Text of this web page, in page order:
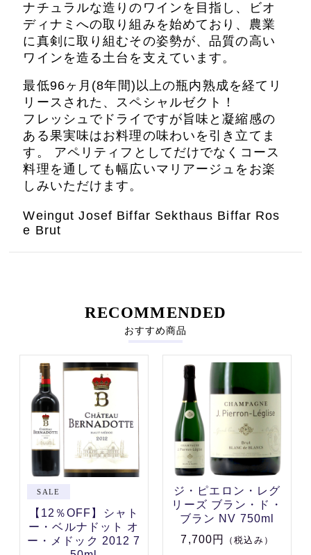
ナチュラルな造りのワインを目指し、ビオ
ディナミへの取り組みを始めており、農業
に真剣に取り組むその姿勢が、品質の高い
ワインを造る土台を支えています。
最低96ヶ月(8年間)以上の瓶内熟成を経てリ
リースされた、スペシャルゼクト！
フレッシュでドライですが旨味と凝縮感の
ある果実味はお料理の味わいを引き立てま
す。 アペリティフとしてだけでなくコース
料理を通しても幅広いマリアージュをお楽
しみいただけます。
Weingut Josef Biffar Sekthaus Biffar Ros
e Brut
RECOMMENDED
おすすめ商品
【12％OFF】シャト
ー・ベルナドット オ
ー・メドック 2012 7
ジ・ピエロン・レグ
リーズ ブラン・ド・
ブラン NV 750ml
7,700円
（税込み）